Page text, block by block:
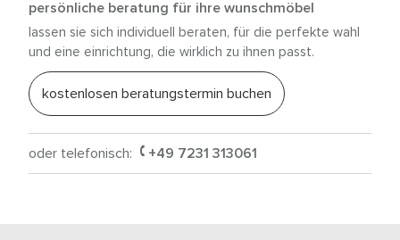
persönliche beratung für ihre wunschmöbel
lassen sie sich individuell beraten, für die perfekte wahl
und eine einrichtung, die wirklich zu ihnen passt.
kostenlosen beratungstermin buchen
oder telefonisch: +49 7231 313061